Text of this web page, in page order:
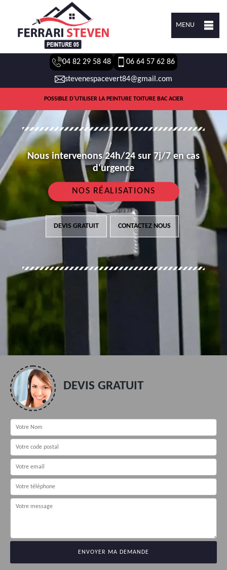
MENU
04 82 29 58 48 06 64 57 62 86
stevenespacevert84@gmail.com
POSSIBLE D'UTILISER LA PEINTURE TOITURE BAC ACIER
Nous intervenons 24h/24 sur 7j/7 en cas
d'urgence
NOS RÉALISATIONS
DEVIS GRATUIT CONTACTEZ NOUS
DEVIS GRATUIT